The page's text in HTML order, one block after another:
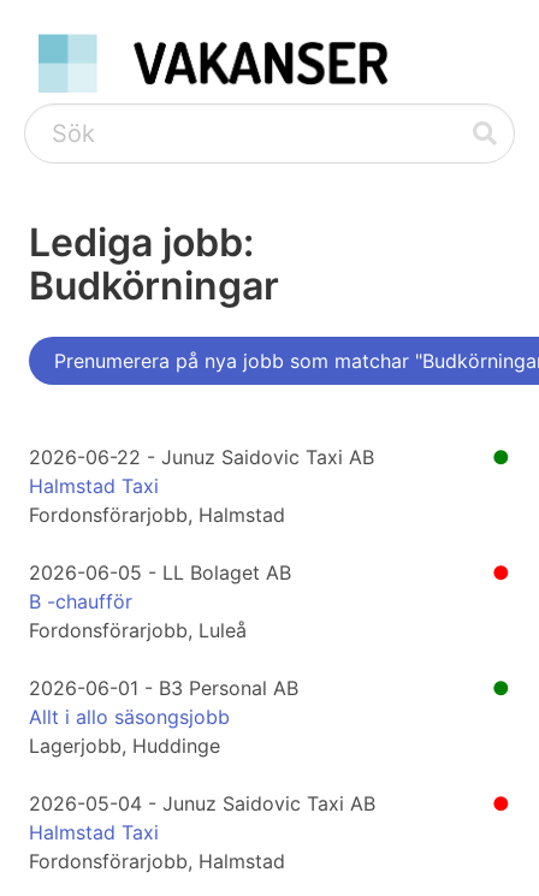
Lediga jobb:
Budkörningar
Prenumerera på nya jobb som matchar
●
2026-06-22 - Junuz Saidovic Taxi AB
Halmstad Taxi
Fordonsförarjobb, Halmstad
●
2026-06-05 - LL Bolaget AB
B -chaufför
Fordonsförarjobb, Luleå
●
2026-06-01 - B3 Personal AB
Allt i allo säsongsjobb
Lagerjobb, Huddinge
●
2026-05-04 - Junuz Saidovic Taxi AB
Halmstad Taxi
Fordonsförarjobb, Halmstad